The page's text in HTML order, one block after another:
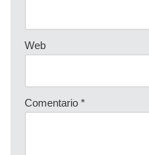
Web
Comentario *